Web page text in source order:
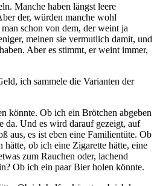
Manche haben längst leere
der, würden manche wohl
schon von dem, der weint ja
meinen sie vermutlich damit, und
Aber es stimmt, er weint immer,
ich sammele die Varianten der
könnte. Ob ich ein Brötchen abgeben
da. Und es wird darauf gezeigt, auf
aus, es ist eben eine Familientüte. Ob
ob ich eine Zigarette hätte, eine
zum Rauchen oder, lachend
Ob ich ein paar Bier holen könnte.